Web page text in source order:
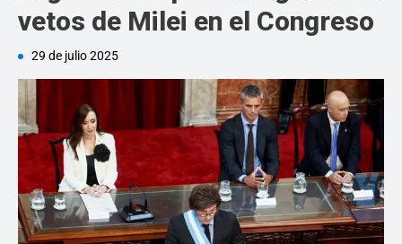
vetos de Milei en el Congreso
29 de julio 2025